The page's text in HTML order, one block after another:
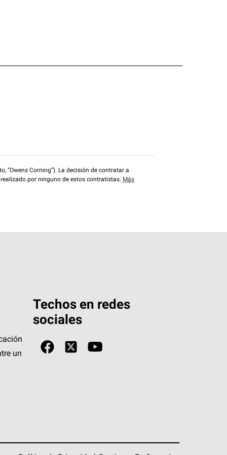
“Owens Corning”). La decisión de contratar a
por ninguno de estos contratistas. Más
un
Techos en redes
sociales